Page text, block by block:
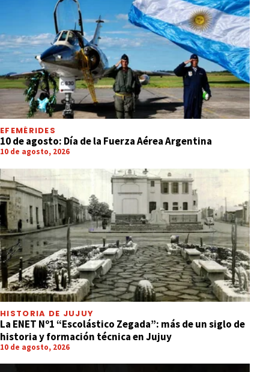
EFEMÉRIDES
10 de agosto: Día de la Fuerza Aérea Argentina
10 de agosto, 2026
HISTORIA DE JUJUY
La ENET Nº1 “Escolástico Zegada”: más de un siglo de
historia y formación técnica en Jujuy
10 de agosto, 2026